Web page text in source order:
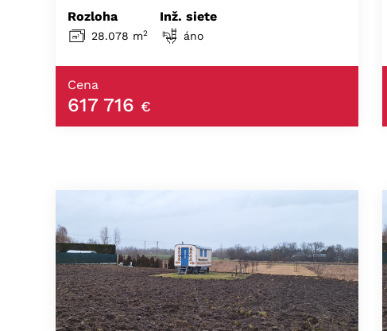
Rozloha
28.078 m2
Inž. siete
áno
Cena
617 716 €